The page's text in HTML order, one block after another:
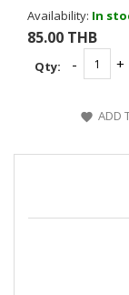
Availability: In
85.00 THB
Qty:
ADD